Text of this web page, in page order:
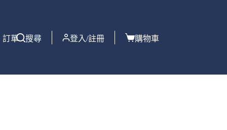
訂單 搜尋 登入/註冊 購物車